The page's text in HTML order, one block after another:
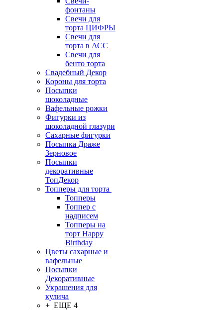
фонтаны
Свечи для
торта ЦИФРЫ
Свечи для
торта в АСС
Свечи для
бенто торта
Свадебный Декор
Короны для торта
Посыпки
шоколадные
Вафельные рожки
Фигурки из
шоколадной глазури
Сахарные фигурки
Посыпка Драже
Зерновое
Посыпки
декоративные
ТопДекор
Топперы для торта
Топперы
Топпер с
надписем
Топперы на
торт Happy
Birthday
Цветы сахарные и
вафельные
Посыпки
Декоративные
Украшения для
кулича
+ ЕЩЕ 4